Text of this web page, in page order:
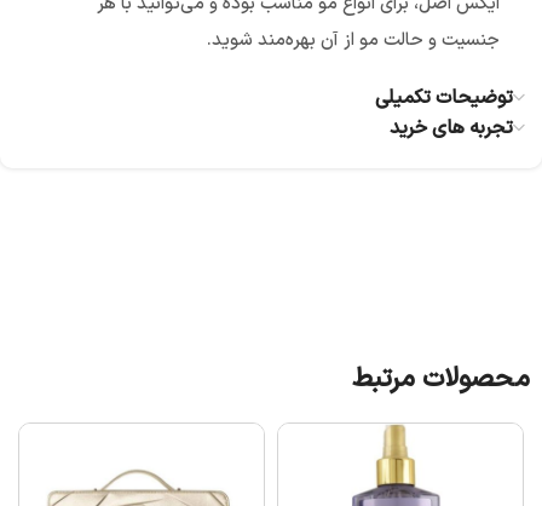
جنسیت و حالت مو از آن بهره‌مند شوید.
توضیحات تکمیلی
تجربه های خرید
محصولات مرتبط